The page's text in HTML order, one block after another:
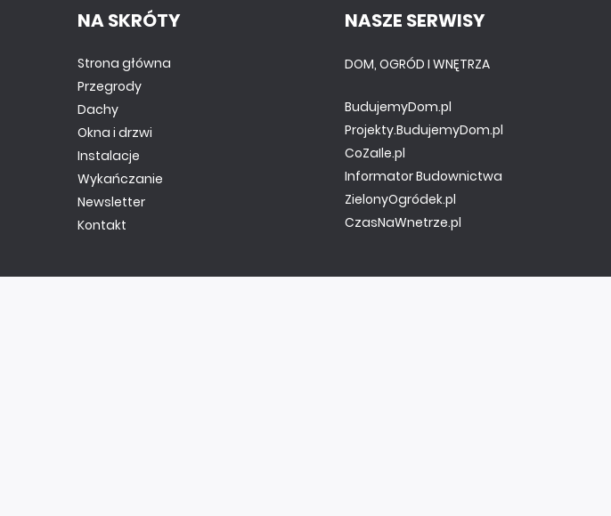
NA SKRÓTY
Strona główna
Przegrody
Dachy
Okna i drzwi
Instalacje
Wykańczanie
Newsletter
Kontakt
NASZE SERWISY
DOM, OGRÓD I WNĘTRZA
BudujemyDom.pl
Projekty.BudujemyDom.pl
CoZaIle.pl
Informator Budownictwa
ZielonyOgródek.pl
CzasNaWnetrze.pl